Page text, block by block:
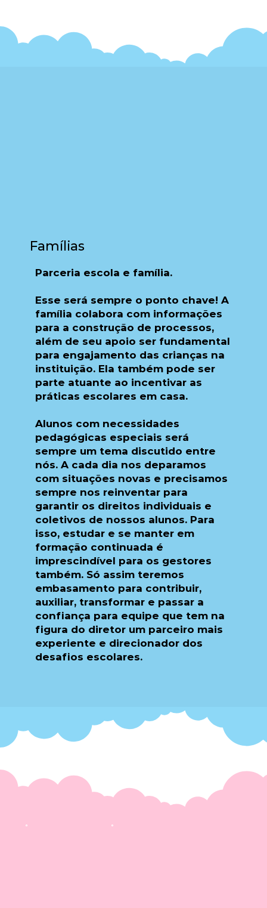
Famílias
Parceria escola e família.
Esse será sempre o ponto chave! A
família colabora com informações
para a construção de processos,
além de seu apoio ser fundamental
para engajamento das crianças na
instituição. Ela também pode ser
parte atuante ao incentivar as
práticas escolares em casa.
Alunos com necessidades
pedagógicas especiais será
sempre um tema discutido entre
nós. A cada dia nos deparamos
com situações novas e precisamos
sempre nos reinventar para
garantir os direitos individuais e
coletivos de nossos alunos. Para
isso, estudar e se manter em
formação continuada é
imprescindível para os gestores
também. Só assim teremos
embasamento para contribuir,
auxiliar, transformar e passar a
confiança para equipe que tem na
figura do diretor um parceiro mais
experiente e direcionador dos
desafios escolares.